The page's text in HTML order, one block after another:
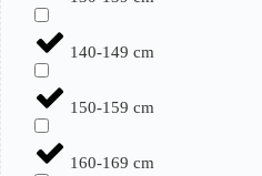
140-149 cm
150-159 cm
160-169 cm